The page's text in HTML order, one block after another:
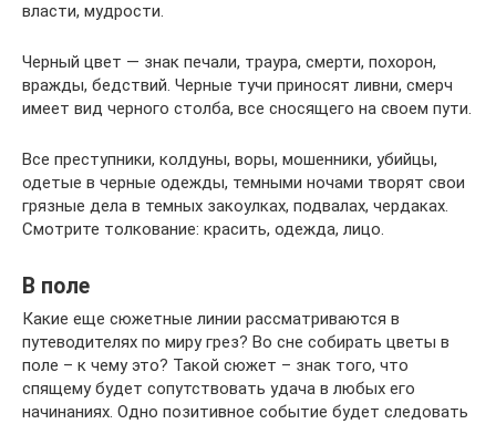
власти, мудрости.
Черный цвет — знак печали, траура, смерти, похорон,
вражды, бедствий. Черные тучи приносят ливни, смерч
имеет вид черного столба, все сносящего на своем пути.
Все преступники, колдуны, воры, мошенники, убийцы,
одетые в черные одежды, темными ночами творят свои
грязные дела в темных закоулках, подвалах, чердаках.
Смотрите толкование: красить, одежда, лицо.
В поле
Какие еще сюжетные линии рассматриваются в
путеводителях по миру грез? Во сне собирать цветы в
поле – к чему это? Такой сюжет – знак того, что
спящему будет сопутствовать удача в любых его
начинаниях. Одно позитивное событие будет следовать